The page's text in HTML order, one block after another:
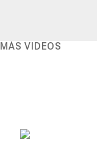
MÁS VIDEOS